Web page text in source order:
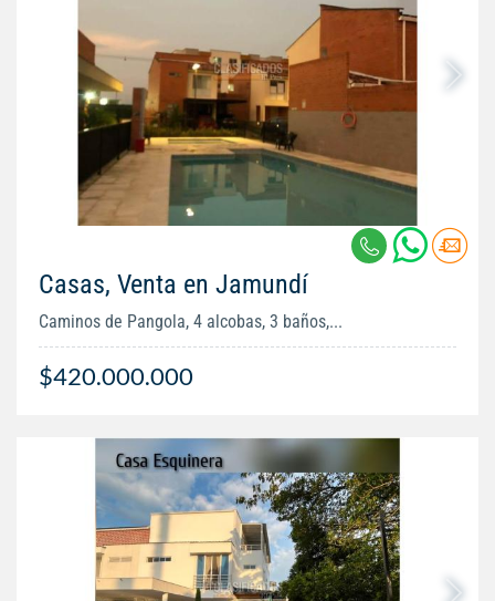
Casas, Venta en Jamundí
Caminos de Pangola, 4 alcobas, 3 baños,...
$420.000.000